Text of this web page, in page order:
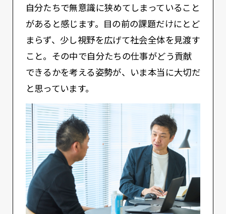
自分たちで無意識に狭めてしまっていること
があると感じます。目の前の課題だけにとど
まらず、少し視野を広げて社会全体を見渡す
こと。その中で自分たちの仕事がどう貢献
できるかを考える姿勢が、いま本当に大切だ
と思っています。